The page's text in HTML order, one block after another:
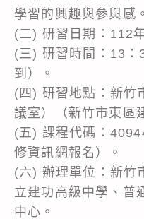
學習的興趣與參與感。
(二) 研習日期：112
(三) 研習時間：13
到）。
(四) 研習地點：新竹
議室）（新竹市東區
(五) 課程代碼：
修資訊網報名）。
(六) 辦理單位：新竹
立建功高級中學、普
中心。